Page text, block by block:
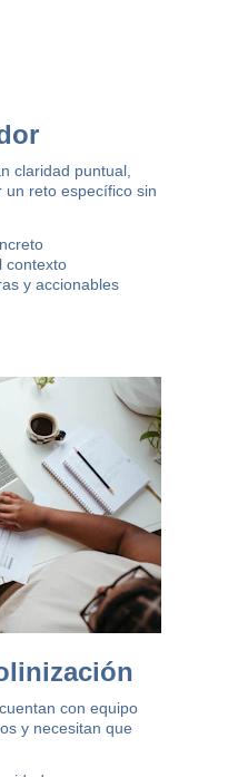
claridad puntual,
reto específico sin
contexto
y accionables
con equipo
y necesitan que